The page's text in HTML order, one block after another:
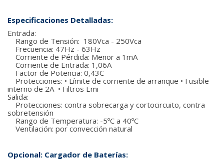
Especificaciones Detalladas:
Entrada:
Rango de Tensión: 180Vca - 250Vca
Frecuencia: 47Hz - 63Hz
Corriente de Pérdida: Menor a 1mA
Corriente de Entrada: 1,06A
Factor de Potencia: 0,43C
Protecciones: • Límite de corriente de arranque • Fusible
interno de 2A • Filtros Emi
Salida:
Protecciones: contra sobrecarga y cortocircuito, contra
sobretensión
Rango de Temperatura: -5ºC a 40ºC
Ventilación: por convección natural
Opcional: Cargador de Baterías: